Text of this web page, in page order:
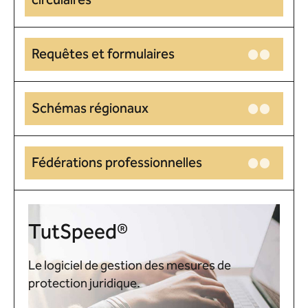
Requêtes et formulaires
Schémas régionaux
Fédérations professionnelles
TutSpeed®
Le logiciel de gestion des mesures de
protection juridique.